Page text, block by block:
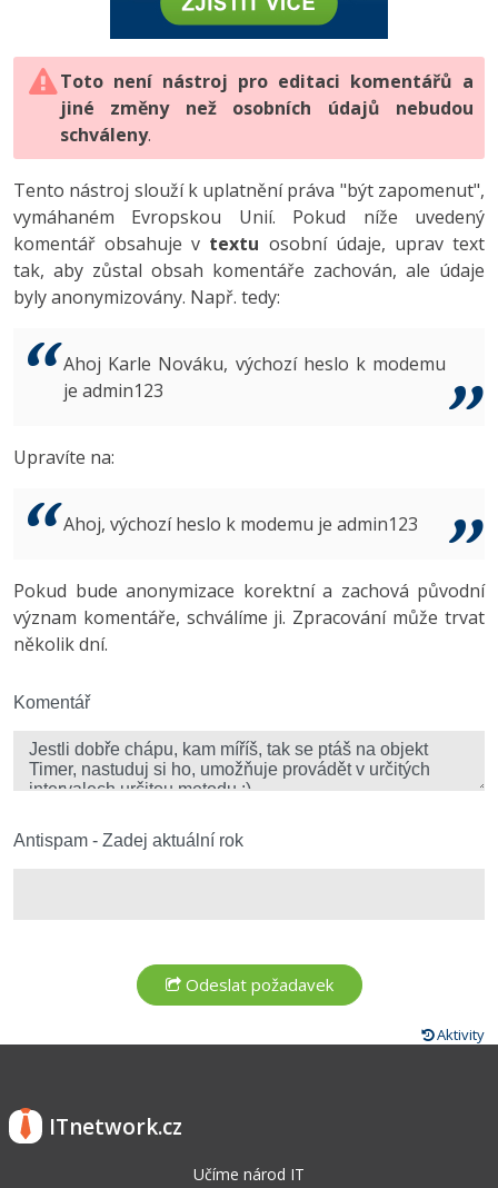
HTML5, CSS3, Bootstrap, SEO
SQL a databáze
Testování a verzování
UML a návrhové vzory
React
Spring
ASP.NET MVC
Best practices
PHP
JavaScript
Python
HTML / CSS
UML a návrhové vzory
MySQL/MariaDB
MS-SQL
Vývojář mobilních aplikací
C# Game developer
Tester
Systémový administrátor
3D grafik
Copywriter
WordPress specialista
-80%
JavaScript -80%
PHP -80%
Swift -80%
Kotlin -80%
VB.NET
Algoritmy -41%
Umělá inteligence (AI) -10%
Fórum
Digitální gramotnost
Marketing
WordPress
SEO
UX
Business
Copywriting
Windows
Kybernetická bezpečnost
Photoshop -80%
Adobe Illustrator -80%
Adobe Lightroom
Adobe XD
Adobe InDesign -25%
Adobe After Effects
Inkscape
Fórum
Toto není nástroj pro editaci komentářů a
jiné změny než osobních údajů nebudou
schváleny.
Tento nástroj slouží k uplatnění práva "být zapomenut",
vymáhaném Evropskou Unií. Pokud níže uvedený
komentář obsahuje v textu osobní údaje, uprav text
tak, aby zůstal obsah komentáře zachován, ale údaje
byly anonymizovány. Např. tedy:
Ahoj Karle Nováku, výchozí heslo k modemu
je admin123
Upravíte na:
Ahoj, výchozí heslo k modemu je admin123
Pokud bude anonymizace korektní a zachová původní
význam komentáře, schválíme ji. Zpracování může trvat
několik dní.
Komentář
Antispam - Zadej aktuální rok
Aktivity
ITnetwork.cz
Učíme národ IT